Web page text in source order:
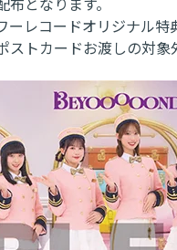
レコードオリジナル
トカードお渡しの対象